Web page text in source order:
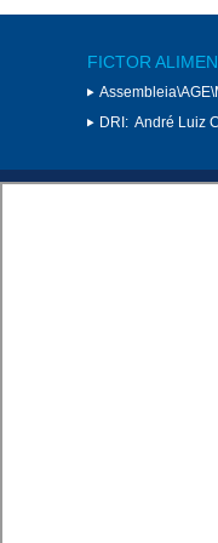
FICTOR
DRI: André Luiz